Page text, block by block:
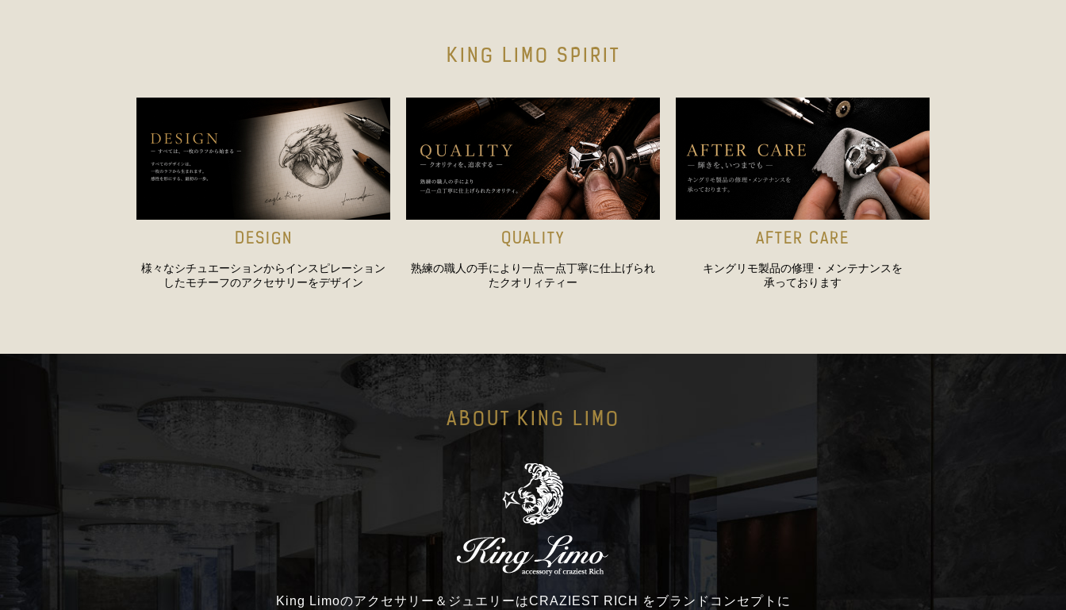
KING LIMO SPIRIT
DESIGN
様々なシチュエーションからインスピレーション
したモチーフのアクセサリーをデザイン
QUALITY
熟練の職人の手により一点一点丁寧に仕上げられ
たクオリィティー
AFTER CARE
キングリモ製品の修理・メンテナンスを
承っております
ABOUT KING LIMO
King Limoのアクセサリー＆ジュエリーはCRAZIEST RICH をブランドコンセプトに